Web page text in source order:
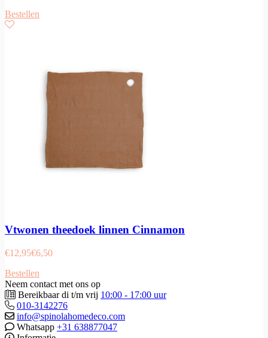
Bestellen
Vtwonen theedoek linnen Cinnamon
€12,95€6,50
Bestellen
Neem contact met ons op
Bereikbaar di t/m vrij 10:00 - 17:00 uur
010-3142276
info@spinolahomedeco.com
Whatsapp +31 638877047